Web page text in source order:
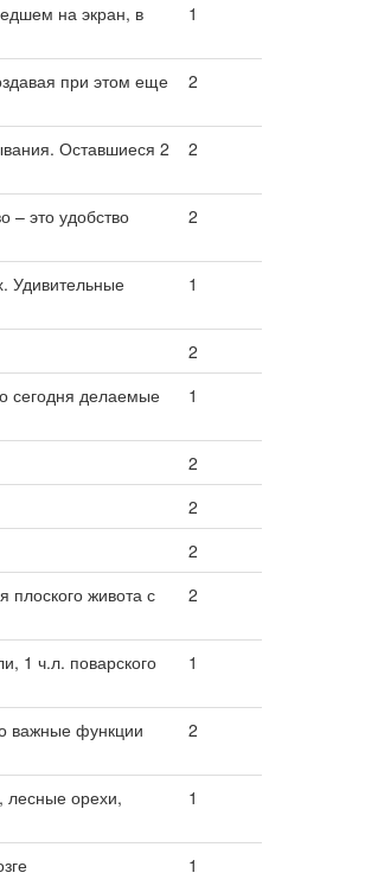
на экран, в
1
при этом еще
2
Оставшиеся 2
2
– это удобство
2
Удивительные
1
2
сегодня делаемые
1
2
2
2
плоского живота с
2
1 ч.л. поварского
1
важные функции
2
лесные орехи,
1
1